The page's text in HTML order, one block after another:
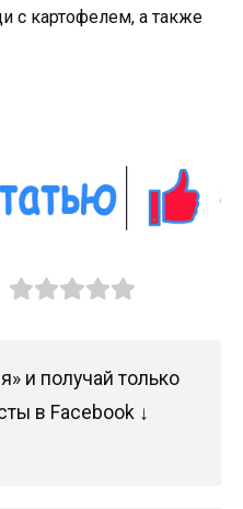
с картофелем, а также
и получай только
в Facebook ↓